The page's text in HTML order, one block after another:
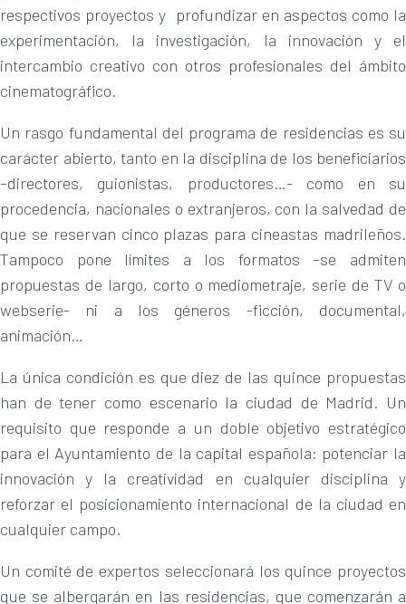
respectivos proyectos y profundizar en aspectos como la
experimentación, la investigación, la innovación y el
intercambio creativo con otros profesionales del ámbito
cinematográfico.
Un rasgo fundamental del programa de residencias es su
carácter abierto, tanto en la disciplina de los beneficiarios
–directores, guionistas, productores…- como en su
procedencia, nacionales o extranjeros, con la salvedad de
que se reservan cinco plazas para cineastas madrileños.
Tampoco pone límites a los formatos –se admiten
propuestas de largo, corto o mediometraje, serie de TV o
webserie- ni a los géneros -ficción, documental,
animación…
La única condición es que diez de las quince propuestas
han de tener como escenario la ciudad de Madrid. Un
requisito que responde a un doble objetivo estratégico
para el Ayuntamiento de la capital española: potenciar la
innovación y la creatividad en cualquier disciplina y
reforzar el posicionamiento internacional de la ciudad en
cualquier campo.
Un comité de expertos seleccionará los quince proyectos
que se albergarán en las residencias, que comenzarán a